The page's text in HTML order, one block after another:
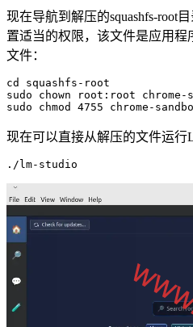
现在导航到解压的squashfs-root
置适当的权限，该文件是应用程
文件：
cd squashfs-root
sudo chown root:root chrome-
sudo chmod 4755 chrome-
现在可以直接从解压的文件运行
./lm-studio